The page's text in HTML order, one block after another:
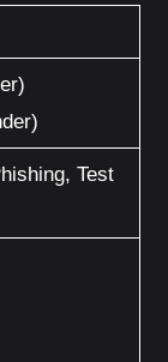
Test